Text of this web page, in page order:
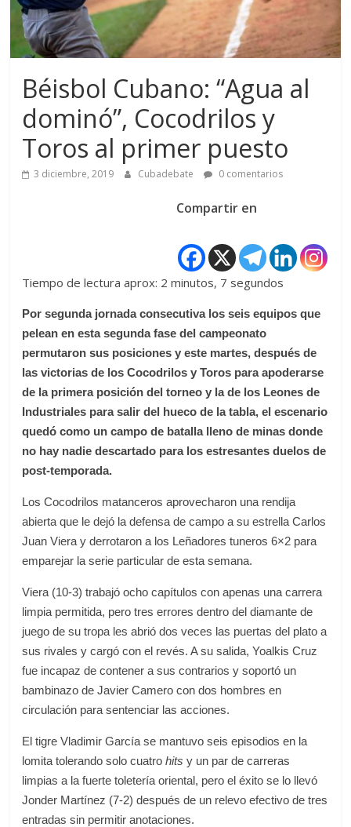
Béisbol Cubano: “Agua al
dominó”, Cocodrilos y
Toros al primer puesto
3 diciembre, 2019 Cubadebate 0 comentarios
Compartir en
Tiempo de lectura aprox: 2 minutos, 7 segundos
Por segunda jornada consecutiva los seis equipos que
pelean en esta segunda fase del campeonato
permutaron sus posiciones y este martes, después de
las victorias de los Cocodrilos y Toros para apoderarse
de la primera posición del torneo y la de los Leones de
Industriales para salir del hueco de la tabla, el escenario
quedó como un campo de batalla lleno de minas donde
no hay nadie descartado para los estresantes duelos de
post-temporada.
Los Cocodrilos matanceros aprovecharon una rendija
abierta que le dejó la defensa de campo a su estrella Carlos
Juan Viera y derrotaron a los Leñadores tuneros 6×2 para
emparejar la serie particular de esta semana.
Viera (10-3) trabajó ocho capítulos con apenas una carrera
limpia permitida, pero tres errores dentro del diamante de
juego de su tropa les abrió dos veces las puertas del plato a
sus rivales y cargó con el revés. A su salida, Yoalkis Cruz
fue incapaz de contener a sus contrarios y soportó un
bambinazo de Javier Camero con dos hombres en
circulación para sentenciar las acciones.
El tigre Vladimir García se mantuvo seis episodios en la
lomita tolerando solo cuatrohits y un par de carreras
limpias a la fuerte toletería oriental, pero el éxito se lo llevó
Jonder Martínez (7-2) después de un relevo efectivo de tres
entradas sin permitir anotaciones.